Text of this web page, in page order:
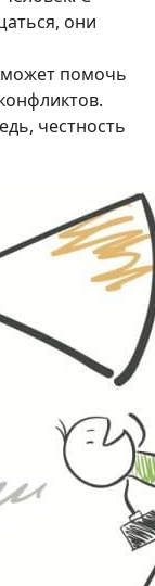
они
может помочь
честность